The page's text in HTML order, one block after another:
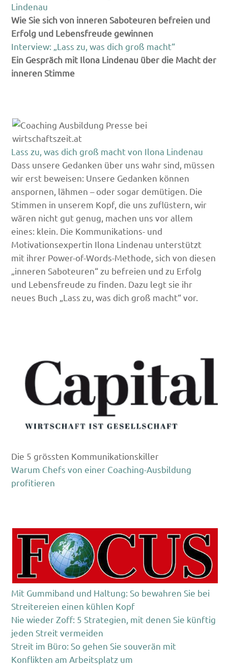
Lindenau
Wie Sie sich von inneren Saboteuren befreien und
Erfolg und Lebensfreude gewinnen
Interview: „Lass zu, was dich groß macht“
Ein Gespräch mit Ilona Lindenau über die Macht der
inneren Stimme
Lass zu, was dich groß macht von Ilona Lindenau
Dass unsere Gedanken über uns wahr sind, müssen
wir erst beweisen: Unsere Gedanken können
anspornen, lähmen – oder sogar demütigen. Die
Stimmen in unserem Kopf, die uns zuflüstern, wir
wären nicht gut genug, machen uns vor allem
eines: klein. Die Kommunikations- und
Motivationsexpertin Ilona Lindenau unterstützt
mit ihrer Power-of-Words-Methode, sich von diesen
„inneren Saboteuren“ zu befreien und zu Erfolg
und Lebensfreude zu finden. Dazu legt sie ihr
neues Buch „Lass zu, was dich groß macht“ vor.
Die 5 grössten Kommunikationskiller
Warum Chefs von einer Coaching-Ausbildung
profitieren
Mit Gummiband und Haltung: So bewahren Sie bei
Streitereien einen kühlen Kopf
Nie wieder Zoff: 5 Strategien, mit denen Sie künftig
jeden Streit vermeiden
Streit im Büro: So gehen Sie souverän mit
Konflikten am Arbeitsplatz um